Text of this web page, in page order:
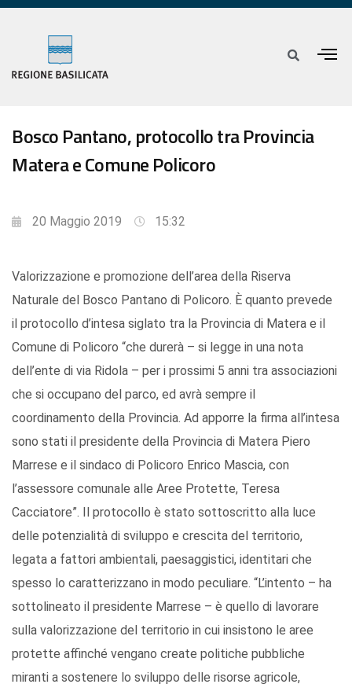
Bosco Pantano, protocollo tra Provincia
Matera e Comune Policoro
20 Maggio 2019 15:32
Valorizzazione e promozione dell’area della Riserva
Naturale del Bosco Pantano di Policoro. È quanto prevede
il protocollo d’intesa siglato tra la Provincia di Matera e il
Comune di Policoro “che durerà – si legge in una nota
dell’ente di via Ridola – per i prossimi 5 anni tra associazioni
che si occupano del parco, ed avrà sempre il
coordinamento della Provincia. Ad apporre la firma all’intesa
sono stati il presidente della Provincia di Matera Piero
Marrese e il sindaco di Policoro Enrico Mascia, con
l’assessore comunale alle Aree Protette, Teresa
Cacciatore”. Il protocollo è stato sottoscritto alla luce
delle potenzialità di sviluppo e crescita del territorio,
legata a fattori ambientali, paesaggistici, identitari che
spesso lo caratterizzano in modo peculiare. “L’intento – ha
sottolineato il presidente Marrese – è quello di lavorare
sulla valorizzazione del territorio in cui insistono le aree
protette affinché vengano create politiche pubbliche
miranti a sostenere lo sviluppo delle risorse agricole,